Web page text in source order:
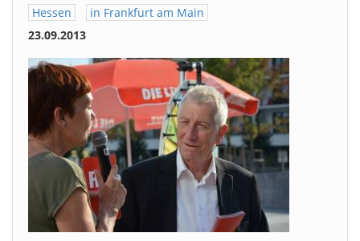
Hessen
in Frankfurt am Main
23.09.2013